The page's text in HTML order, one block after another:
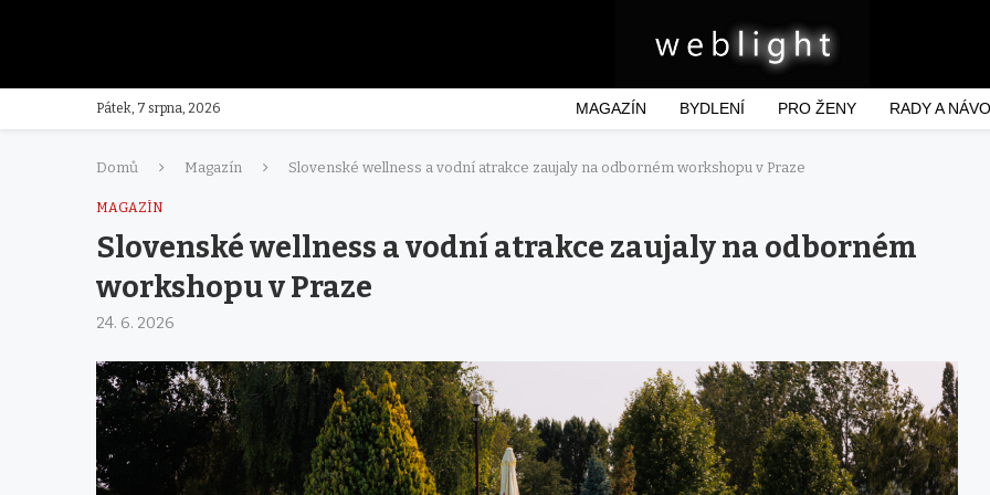
Pátek, 7 srpna, 2026 MAGAZÍN BYDLENÍ PRO ŽENY RADY A
Domů Magazín Slovenské wellness a vodní atrakce zaujaly na odborném workshopu v Praze
MAGAZÍN
Slovenské wellness a vodní atrakce zaujaly na odborném
workshopu v Praze
24. 6. 2026